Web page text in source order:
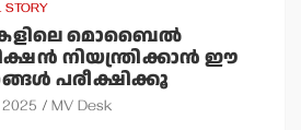
STORY
മൊബൈല്‍
നിയന്ത്രിക്കാന്‍ ഈ
പരീക്ഷിക്കൂ
2025 MV Desk